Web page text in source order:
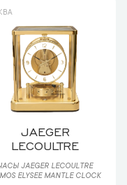
JAEGER
LECOULTRE
JAEGER LECOULTRE
ELYSEE MANTLE CLOCK